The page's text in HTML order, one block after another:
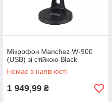
Мікрофон Manchez W-900
(USB) зі стійкою Black
Немає в наявності
1 949,99 ₴